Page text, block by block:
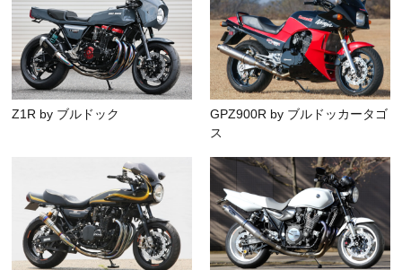
Z1R by ブルドック
GPZ900R by ブルドッカータゴ
ス